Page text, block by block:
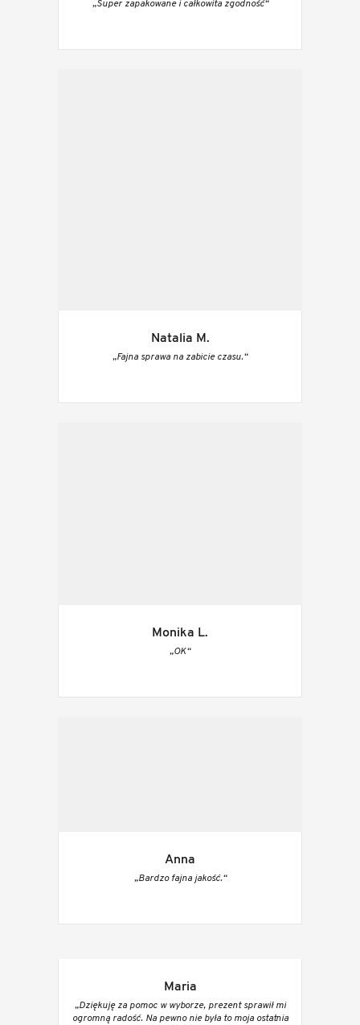
„Super zapakowane i całkowita zgodność“
Natalia M.
„Fajna sprawa na zabicie czasu.“
Monika L.
„OK“
Anna
„Bardzo fajna jakość.“
Maria
„Dziękuję za pomoc w wyborze, prezent sprawił mi
ogromną radość. Na pewno nie była to moja ostatnia